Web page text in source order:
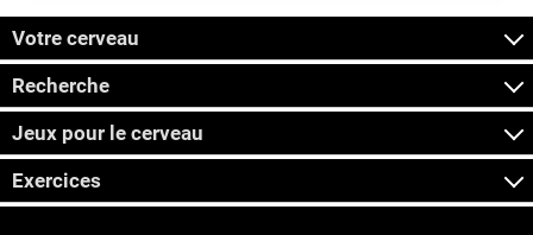
Votre cerveau
Recherche
Jeux pour le cerveau
Exercices